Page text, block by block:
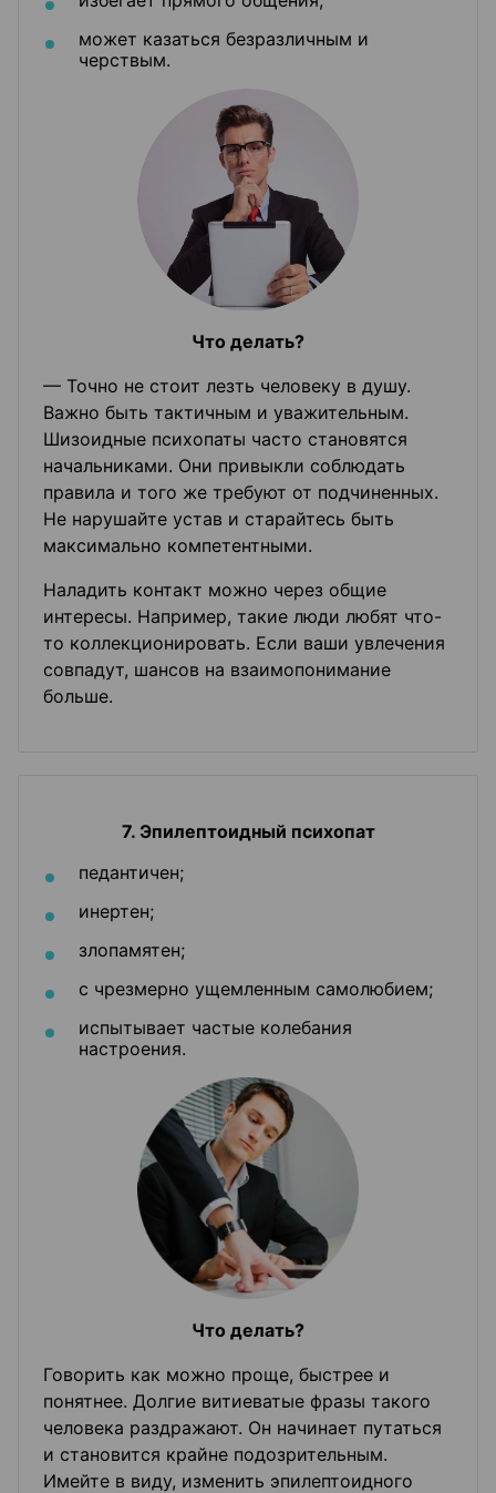
может казаться безразличным и
черствым.
Что делать?
— Точно не стоит лезть человеку в душу.
Важно быть тактичным и уважительным.
Шизоидные психопаты часто становятся
начальниками. Они привыкли соблюдать
правила и того же требуют от подчиненных.
Не нарушайте устав и старайтесь быть
максимально компетентными.
Наладить контакт можно через общие
интересы. Например, такие люди любят что-
то коллекционировать. Если ваши увлечения
совпадут, шансов на взаимопонимание
больше.
7. Эпилептоидный психопат
педантичен;
инертен;
злопамятен;
с чрезмерно ущемленным самолюбием;
испытывает частые колебания
настроения.
Что делать?
Говорить как можно проще, быстрее и
понятнее. Долгие витиеватые фразы такого
человека раздражают. Он начинает путаться
и становится крайне подозрительным.
Имейте в виду, изменить эпилептоидного